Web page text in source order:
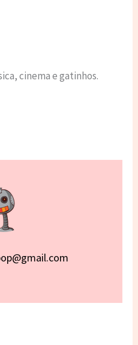
cinema e gatinhos.